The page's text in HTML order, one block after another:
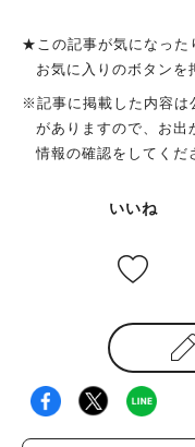
★この記事が気になった
お気に入りのボタンを
※記事に掲載した内容は
がありますので、お出
情報の確認をしてくだ
いいね